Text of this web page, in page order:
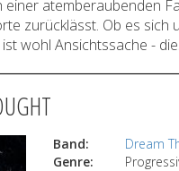
einer atemberaubenden
zurücklässt. Ob es
wohl Ansichtssache -
Band:
Dream
Genre: